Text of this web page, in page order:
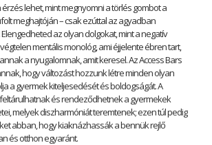
érzés lehet, mint megnyomni a törlés gombot a
meghajtóján – csak ezúttal az agyadban
az olyan dolgokat, mint a negatív
mentális monológ, ami éjjelente ébren tart,
a nyugalomnak, amit keresel. Az Access Bars
hogy változást hozzunk létre minden olyan
a gyermek kiteljesedését és boldogságát. A
és rendeződhetnek a gyermekek
melyek diszharmóniát teremtenek; ezen túl pedig
abban, hogy kiaknázhassák a bennük rejlő
és otthon egyaránt.